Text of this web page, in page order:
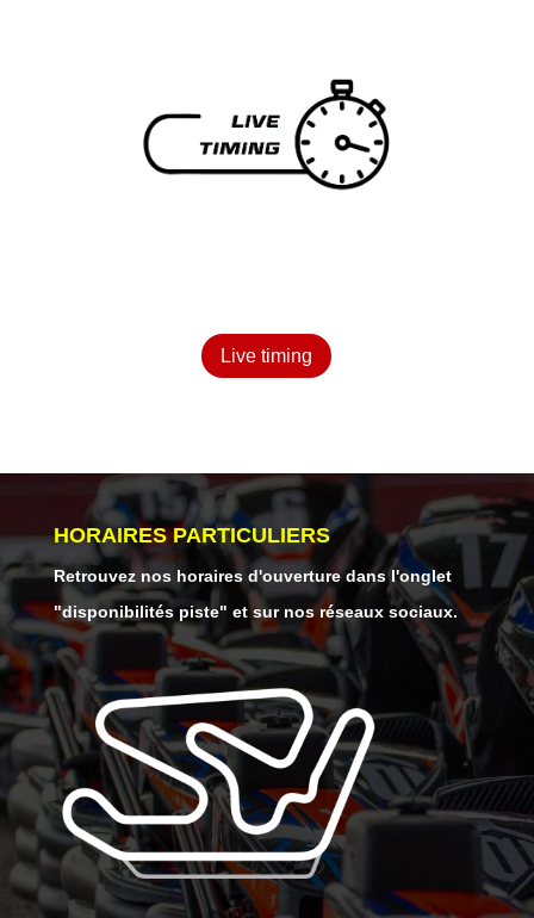
Live timing
HORAIRES PARTICULIERS
Retrouvez nos horaires d'ouverture dans l'onglet
"disponibilités piste" et sur nos réseaux sociaux.